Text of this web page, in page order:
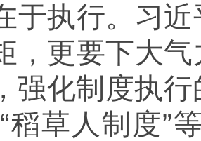
于执行。习
，更要下大
强化制度执行
稻草人制度”